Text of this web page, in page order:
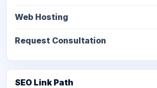
Web Hosting
Request Consultation
SEO Link Path